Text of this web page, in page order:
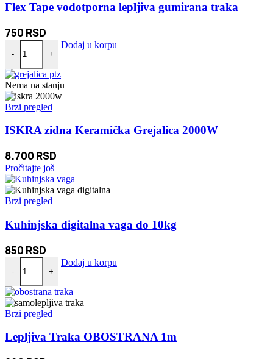
Flex Tape vodotporna lepljiva gumirana traka
750 RSD
-
Flex Tape vodotporna lepljiva gumirana traka količina
+
Dodaj u korpu
Nema na stanju
Brzi pregled
ISKRA zidna Keramička Grejalica 2000W
8.700 RSD
Pročitajte još
Brzi pregled
Kuhinjska digitalna vaga do 10kg
850 RSD
-
Kuhinjska digitalna vaga do 10kg količina
+
Dodaj u korpu
Brzi pregled
Lepljiva Traka OBOSTRANA 1m